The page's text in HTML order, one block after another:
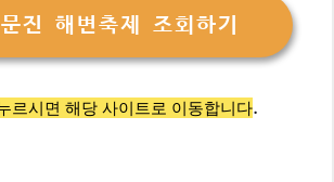
진 해변축제 조회하기
르시면 해당 사이트로 이동합니다.